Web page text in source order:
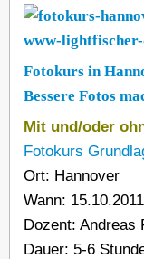
Fotokurs in
Bessere Fotos
Mit und/oder
Fotokurs
Ort: Hannover
Wann: 15.10.2011
Dozent: Andreas
Dauer: 5-6